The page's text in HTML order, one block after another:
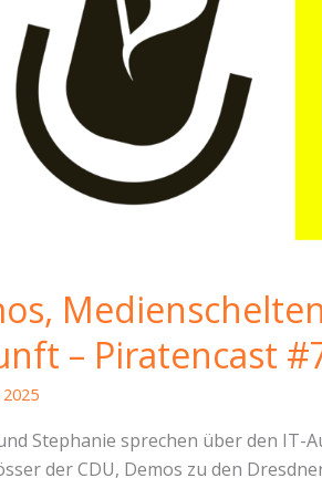
– Piratencast
2025
Stephanie sprechen über den IT-
der CDU, Demos zu den